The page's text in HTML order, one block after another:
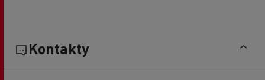
Kontakty